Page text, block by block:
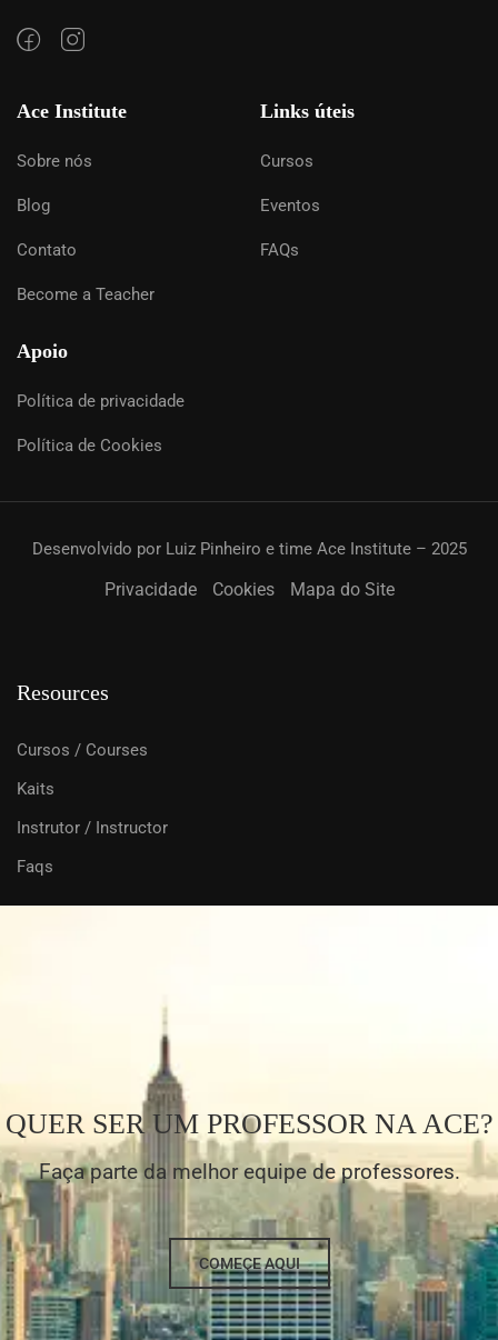
Ace Institute
Sobre nós
Blog
Contato
Become a Teacher
Links úteis
Cursos
Eventos
FAQs
Apoio
Política de privacidade
Política de Cookies
Desenvolvido por Luiz Pinheiro e time Ace Institute – 2025
Privacidade Cookies Mapa do Site
Resources
Cursos / Courses
Kaits
Instrutor / Instructor
Faqs
QUER SER UM PROFESSOR NA ACE?
Faça parte da melhor equipe de professores.
COMEÇE AQUI